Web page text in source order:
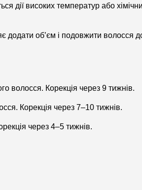
дії високих температур або
об’єм і подовжити волосся
волосся. Корекція через 9 тижнів.
Корекція через 7–10 тижнів.
через 4–5 тижнів.